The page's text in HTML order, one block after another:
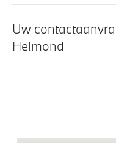
Uw
Helmond